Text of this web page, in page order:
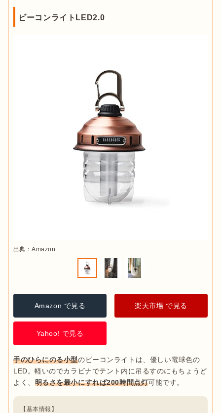
ビーコンライトLED2.0
出典：Amazon
Amazon で見る 楽天市場 で見る
Yahoo! で見る
手のひらにのる小型のビーコンライトは、優しい電球色の
LED。軽いのでカラビナでテント内に吊るすのにもちょうど
よく、 明るさを最小にすれば200時間点灯